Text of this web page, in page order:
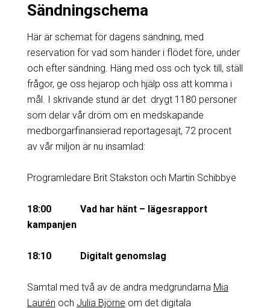
Sändningschema
Här är schemat för dagens sändning, med
reservation för vad som händer i flödet före, under
och efter sändning. Häng med oss och tyck till, ställ
frågor, ge oss hejarop och hjälp oss att komma i
mål. I skrivande stund är det drygt 1180 personer
som delar vår dröm om en medskapande
medborgarfinansierad reportagesajt, 72 procent
av vår miljon är nu insamlad:
Programledare Brit Stakston och Martin Schibbye
18:00 Vad har hänt – lägesrapport
kampanjen
18:10 Digitalt genomslag
Samtal med två av de andra medgrundarna Mia
Laurén och Julia Björne om det digitala